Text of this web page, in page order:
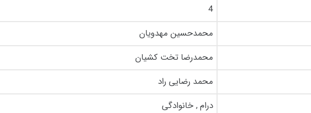
4
محمدحسین مهدویان
محمدرضا تخت کشیان
محمد رضایی راد
درام , خانوادگی